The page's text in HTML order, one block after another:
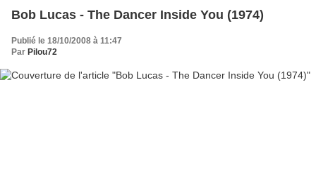
Bob Lucas - The Dancer Inside You (1974)
Publié le 18/10/2008 à 11:47
Par Pilou72